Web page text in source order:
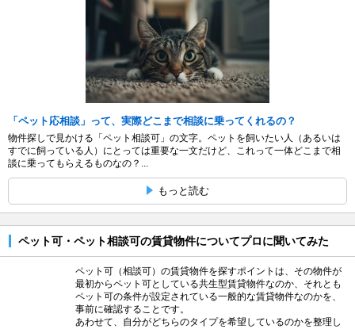
「ペット応相談」って、実際どこまで相談に乗ってくれるの？
物件探しで見かける「ペット相談可」の文字。ペットを飼いたい人（あるいは
すでに飼っている人）にとっては重要な一文だけど、これって一体どこまで相
談に乗ってもらえるものなの？...
もっと読む
ペット可・ペット相談可の賃貸物件についてプロに聞いてみた
ペット可（相談可）の賃貸物件を探すポイントは、その物件が
最初からペット可としている共生型賃貸物件なのか、それとも
ペット可の条件が設定されている一般的な賃貸物件なのかを、
事前に確認することです。
あわせて、自分がどちらのタイプを希望しているのかを整理し